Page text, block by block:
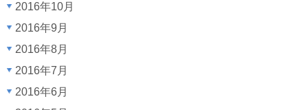
2016年10月
2016年9月
2016年8月
2016年7月
2016年6月